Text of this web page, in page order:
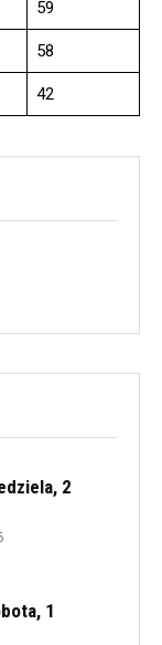
59
58
42
2
1